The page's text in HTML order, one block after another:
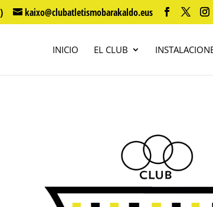
kaixo@clubatletismobarakaldo.eus
INICIO EL CLUB